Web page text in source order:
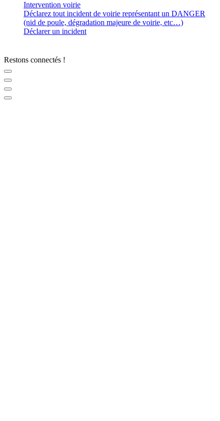
Intervention voirie
Déclarez tout incident de voirie représentant un DANGER
(nid de poule, dégradation majeure de voirie, etc…)
Déclarer un incident
Restons connectés !